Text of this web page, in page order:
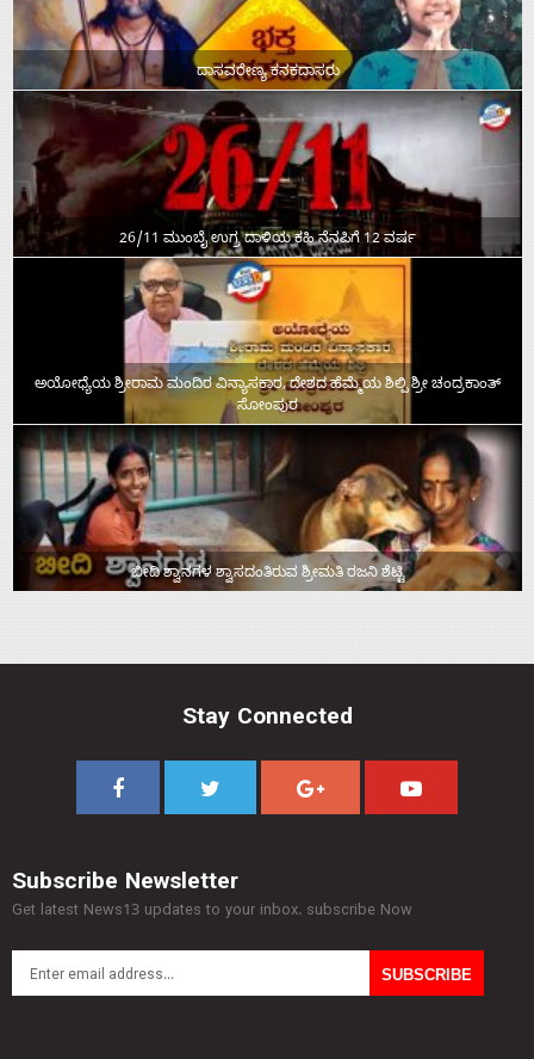
ದಾಸವರೇಣ್ಯ ಕನಕದಾಸರು
26/11 ಮುಂಬೈ ಉಗ್ರ ದಾಳಿಯ ಕಹಿ ನೆನಪಿಗೆ 12 ವರ್ಷ
ಅಯೋಧ್ಯೆಯ ಶ್ರೀರಾಮ ಮಂದಿರ ವಿನ್ಯಾಸಕಾರ, ದೇಶದ ಹೆಮ್ಮೆಯ ಶಿಲ್ಪಿ ಶ್ರೀ ಚಂದ್ರಕಾಂತ್‌
ಸೋಂಪುರ
ಬೀದಿ ಶ್ವಾನಗಳ ಶ್ವಾಸದಂತಿರುವ ಶ್ರೀಮತಿ ರಜನಿ ಶೆಟ್ಟಿ
Stay Connected
Subscribe Newsletter
Get latest News13 updates to your inbox. subscribe Now